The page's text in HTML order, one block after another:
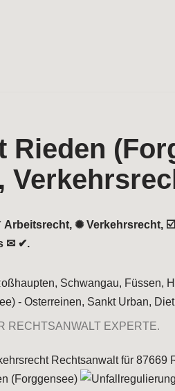
✺ Verkehrsrecht,
✉ ✔.
RECHTSANWALT EXPERTE.